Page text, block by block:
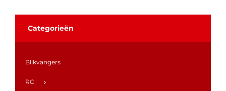
Categorieën
Blikvangers
RC